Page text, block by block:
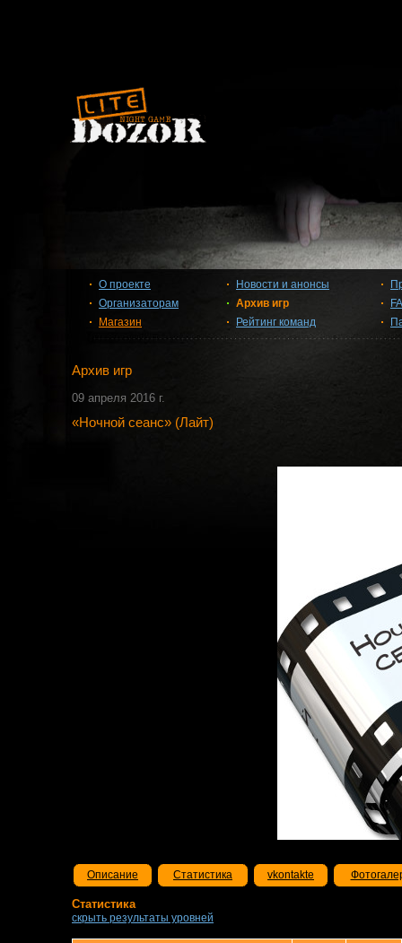
О проекте
Организаторам
Магазин
Новости и анонсы
Архив игр
Рейтинг команд
Архив игр
09 апреля 2016 г.
«Ночной сеанс» (Лайт)
Описание Статистика vkontakte
Статистика
скрыть результаты уровней